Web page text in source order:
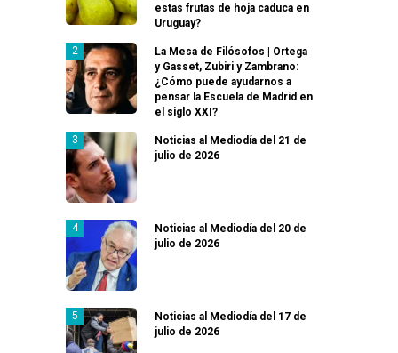
estas frutas de hoja caduca en
Uruguay?
La Mesa de Filósofos | Ortega
y Gasset, Zubiri y Zambrano:
¿Cómo puede ayudarnos a
pensar la Escuela de Madrid en
el siglo XXI?
Noticias al Mediodía del 21 de
julio de 2026
Noticias al Mediodía del 20 de
julio de 2026
Noticias al Mediodía del 17 de
julio de 2026